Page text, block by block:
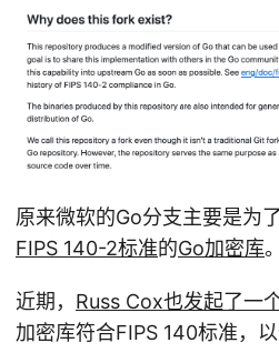
原来微软的Go分支主要是为
FIPS 140-2标准的Go加密库。
近期， Russ Cox也发起了一
加密库符合FIPS 140标准，